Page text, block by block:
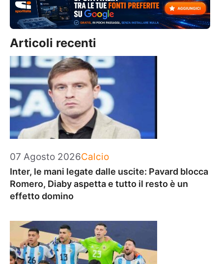
Articoli recenti
07 Agosto 2026Categorie
Calcio
Inter, le mani legate dalle uscite: Pavard blocca
Romero, Diaby aspetta e tutto il resto è un
effetto domino